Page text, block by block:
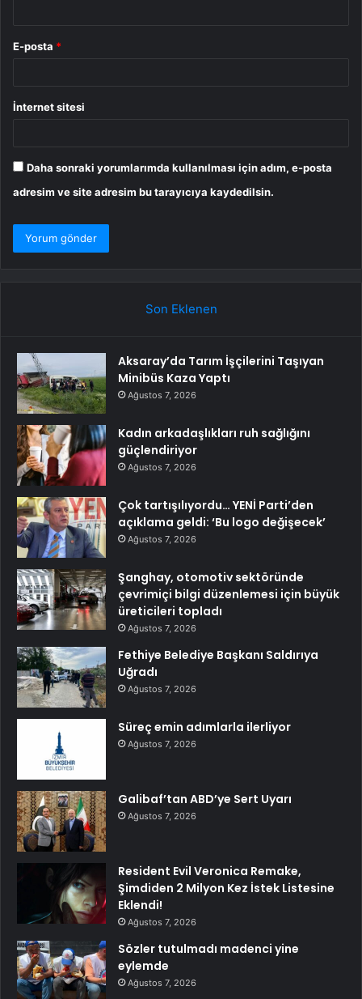
E-posta *
İnternet sitesi
Daha sonraki yorumlarımda kullanılması için adım, e-posta
adresim ve site adresim bu tarayıcıya kaydedilsin.
Son Eklenen
Aksaray’da Tarım İşçilerini Taşıyan
Minibüs Kaza Yaptı
Ağustos 7, 2026
Kadın arkadaşlıkları ruh sağlığını
güçlendiriyor
Ağustos 7, 2026
Çok tartışılıyordu… YENİ Parti’den
açıklama geldi: ‘Bu logo değişecek’
Ağustos 7, 2026
Şanghay, otomotiv sektöründe
çevrimiçi bilgi düzenlemesi için büyük
üreticileri topladı
Ağustos 7, 2026
Fethiye Belediye Başkanı Saldırıya
Uğradı
Ağustos 7, 2026
Süreç emin adımlarla ilerliyor
Ağustos 7, 2026
Galibaf’tan ABD’ye Sert Uyarı
Ağustos 7, 2026
Resident Evil Veronica Remake,
Şimdiden 2 Milyon Kez İstek Listesine
Eklendi!
Ağustos 7, 2026
Sözler tutulmadı madenci yine
eylemde
Ağustos 7, 2026